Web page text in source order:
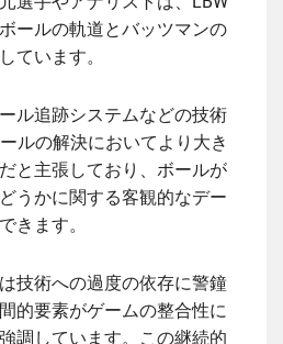
ールの軌道とバッツマンの
ています。
ル追跡システムなどの技術
ルの解決においてより大き
と主張しており、ボールが
うかに関する客観的なデー
きます。
技術への過度の依存に警鐘
的要素がゲームの整合性に
調しています。この継続的